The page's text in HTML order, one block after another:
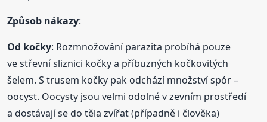
Způsob nákazy:
Od kočky: Rozmnožování parazita probíhá pouze
ve střevní sliznici kočky a příbuzných kočkovitých
šelem. S trusem kočky pak odchází množství spór –
oocyst. Oocysty jsou velmi odolné v zevním prostředí
a dostávají se do těla zvířat (případně i člověka)